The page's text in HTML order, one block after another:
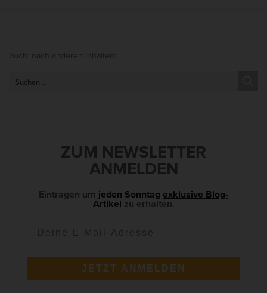
Such‘ nach anderen Inhalten:
ZUM NEWSLETTER
ANMELDEN
Eintragen um jeden Sonntag exklusive Blog-
Artikel
zu erhalten.
JETZT ANMELDEN